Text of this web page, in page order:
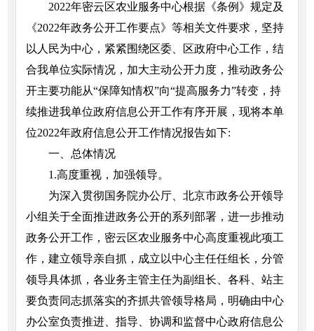
2022年密云区农业服务中心根据《条例》规定及
《2022年政务公开工作要点》等相关文件要求，坚持
以人民为中心，紧紧围绕区委、区政府中心工作，结
合我单位实际情况，加大主动公开力度，推动政务公
开主要功能从“保障知情权”向“提高服务力”转变，持
续推进我单位政府信息公开工作有序开展，现将本单
位2022年政府信息公开工作情况报告如下:
一、总体情况
1.高度重视，加强领导。
为深入贯彻国务院办公厅、北京市政务公开领导
小组关于全面推进政务公开的系列部署，进一步推动
政务公开工作，密云区农业服务中心高度重视此项工
作，建立领导亲自抓，成立以中心主任任组长，分管
领导具体抓，各业务主管主任为副组长、各科、站主
要负责同志抓落实的齐抓共管领导格局，明确由中心
办公室负责推进、指导、协调和监督中心政府信息公